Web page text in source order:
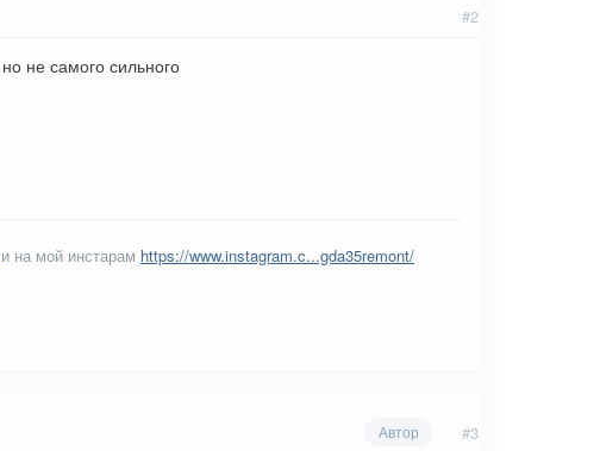
#2
не самого сильного
и на мой инстарам https://www.instagram.c...gda35remont/
Автор #3